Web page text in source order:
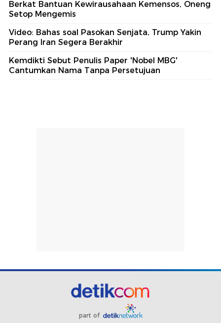
Berkat Bantuan Kewirausahaan Kemensos, Oneng
Setop Mengemis
Video: Bahas soal Pasokan Senjata, Trump Yakin
Perang Iran Segera Berakhir
Kemdikti Sebut Penulis Paper 'Nobel MBG'
Cantumkan Nama Tanpa Persetujuan
part of